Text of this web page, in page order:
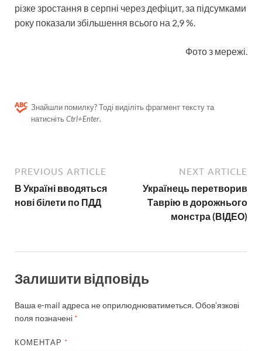
різке зростання в серпні через дефіцит, за підсумками
року показали збільшення всього на 2,9 %.
Фото з мережі.
Знайшли помилку? Тоді виділіть фрагмент тексту та
натисніть Ctrl+Enter.
PREVIOUS ARTICLE
В Україні вводяться
нові білети по ПДД
NEXT ARTICLE
Українець перетворив
Таврію в дорожнього
монстра (ВІДЕО)
Залишити відповідь
Ваша e-mail адреса не оприлюднюватиметься.Обов’язкові
поля позначені *
КОМЕНТАР *